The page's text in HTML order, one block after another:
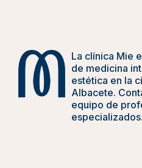
La clínica Mie
de medicina
estética en la
Albacete.
equipo de
especializados.